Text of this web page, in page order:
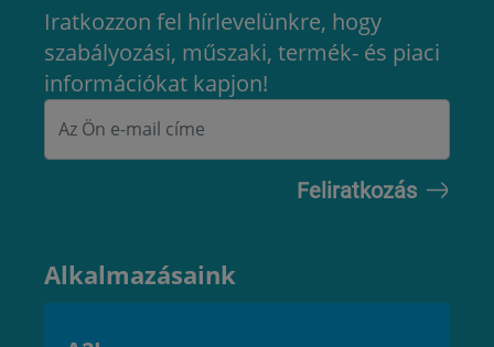
Iratkozzon fel hírlevelünkre, hogy
szabályozási, műszaki, termék- és piaci
információkat kapjon!
Alkalmazásaink